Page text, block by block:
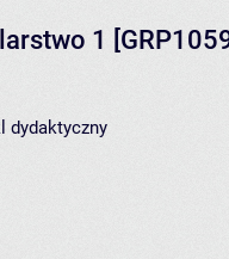
1
dydaktyczny